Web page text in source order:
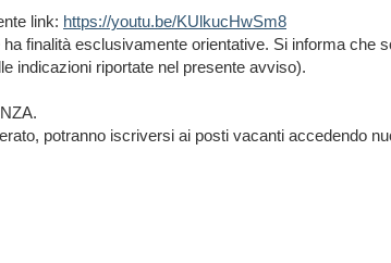
link: https://youtu.be/KUlkucHwSm8
finalità esclusivamente orientative. Si informa che
indicazioni riportate nel presente avviso).
potranno iscriversi ai posti vacanti accedendo